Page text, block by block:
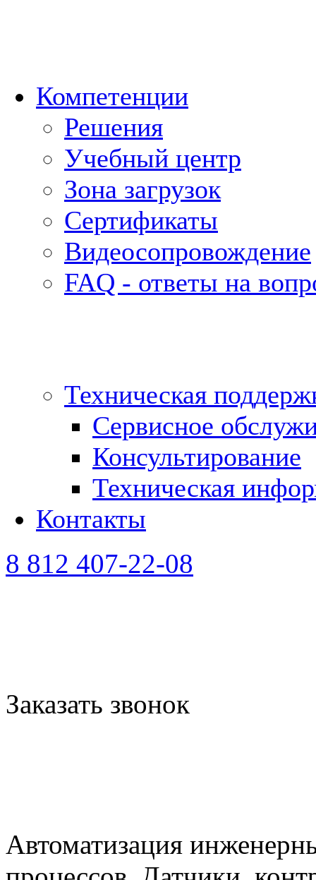
Компетенции
Решения
Учебный центр
Зона загрузок
Сертификаты
Видеосопровождение
FAQ - ответы на
Техническая
Сервисное
Консультирование
Техническая
Контакты
8 812 407-22-08
Заказать звонок
Автоматизация